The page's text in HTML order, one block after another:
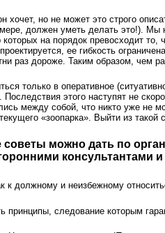
но не может это строго
должен уметь делать это!). Мы
на порядок превосходит то,
ее гибкость
раз дороже. Таким образом, чем
только в оперативное
этого наступят не
между собой, что никто уже не
«зоопарка». Выйти из такой
можно дать по
консультантами и
к должному и неизбежному
следование которым